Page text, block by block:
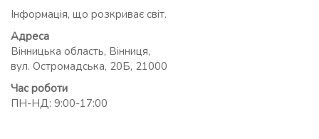
Інформація, що розкриває світ.
Адреса
Вінницька область, Вінниця,
вул. Остромадська, 20Б, 21000
Час роботи
ПН-НД: 9:00-17:00